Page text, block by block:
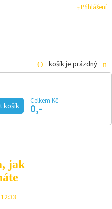
Přihlášení
košík je prázdný
košík
Celkem Kč
0,-
jak